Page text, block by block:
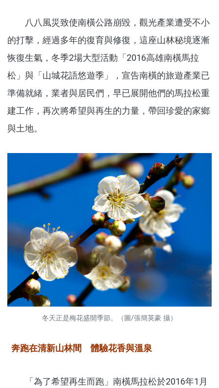
八八風災致使南橫公路崩毀，觀光產業遭受不小
的打擊，經過多年的復育與修復，這座山林秘境逐漸
恢復生氣，冬季2場大型活動「2016高雄南橫馬拉
松」與「山城花語悠遊季」，宣告南橫的旅遊產業已
準備就緒，業者與居民們，早已展開他們的馬拉松重
建工作，再次將希望與再生的力量，帶回珍愛的家鄉
與土地。
冬天正是梅花盛開季節。（圖/張簡英豪 攝）
奔跑在清新山林間 體驗花香與溫泉
「為了希望再生而跑」南橫馬拉松於2016年1月